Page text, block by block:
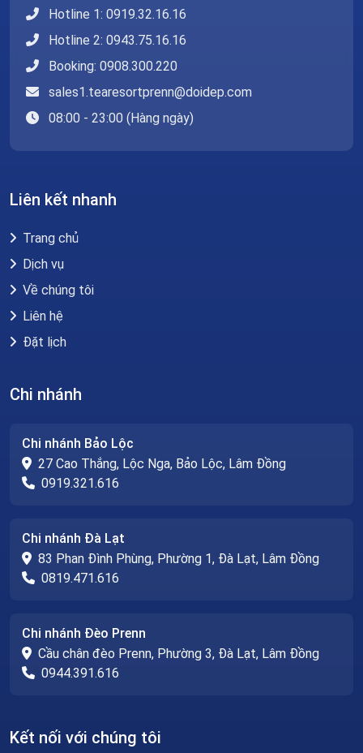
Hotline 1: 0919.32.16.16
Hotline 2: 0943.75.16.16
Booking: 0908.300.220
sales1.tearesortprenn@doidep.com
08:00 - 23:00 (Hàng ngày)
Liên kết nhanh
Trang chủ
Dịch vụ
Về chúng tôi
Liên hệ
Đặt lịch
Chi nhánh
Chi nhánh Bảo Lộc
27 Cao Thắng, Lộc Nga, Bảo Lộc, Lâm Đồng
0919.321.616
Chi nhánh Đà Lạt
83 Phan Đình Phùng, Phường 1, Đà Lạt, Lâm Đồng
0819.471.616
Chi nhánh Đèo Prenn
Cầu chân đèo Prenn, Phường 3, Đà Lạt, Lâm Đồng
0944.391.616
Kết nối với chúng tôi